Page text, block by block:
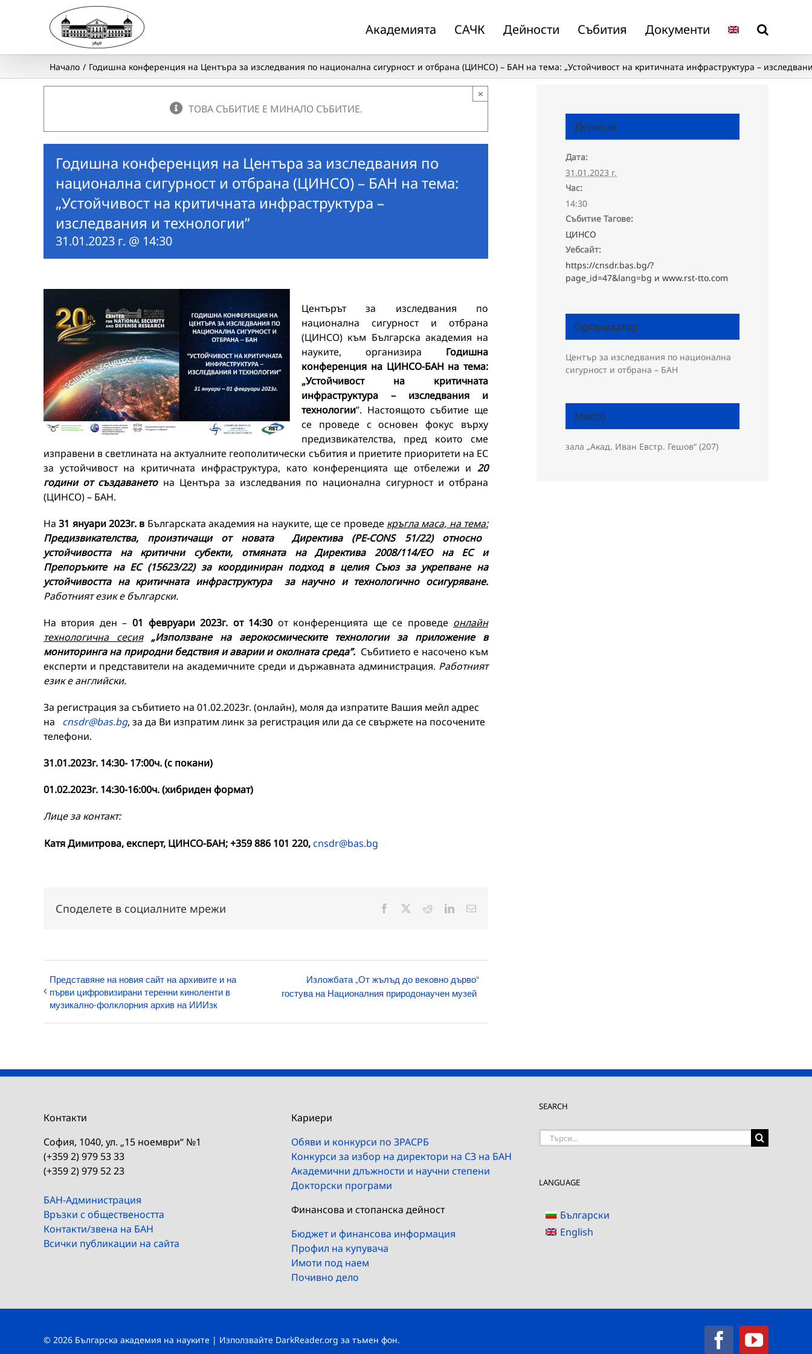
Академията САЧК Дейности Събития Документи
Начало Годишна конференция на Центъра за изследвания по национална сигурност и отбрана (ЦИНСО) – БАН на тема: „Устойчивост на критичната инфраструктура –
ТОВА СЪБИТИЕ Е МИНАЛО СЪБИТИЕ.
×
Годишна конференция на Центъра за изследвания по
национална сигурност и отбрана (ЦИНСО) – БАН на тема:
„Устойчивост на критичната инфраструктура –
изследвания и технологии”
31.01.2023 г. @ 14:30
Центърът за изследвания по
национална сигурност и отбрана
(ЦИНСО) към Българска академия на
науките, организира Годишна
конференция на ЦИНСО-БАН на тема:
„Устойчивост на критичната
инфраструктура – изследвания и
технологии”. Настоящото събитие ще
се проведе с основен фокус върху
предизвикателства, пред които сме
изправени в светлината на актуалните геополитически събития и приетите приоритети на ЕС
за устойчивост на критичната инфраструктура, като конференцията ще отбележи и20
години от създаването на Центъра за изследвания по национална сигурност и отбрана
(ЦИНСО) – БАН.
На31 януари 2023г. в Българската академия на науките, ще се проведе кръгла маса, на тема:
Предизвикателства, произтичащи от новата Директива (PE-CONS 51/22) относно
устойчивостта на критични субекти, отмяната на Директива 2008/114/ЕО на ЕС и
Препоръките на ЕС (15623/22) за координиран подход в целия Съюз за укрепване на
устойчивостта на критичната инфраструктура за научно и технологично осигуряване.
Работният език е български.
На втория ден – 01 февруари 2023г. от 14:30 от конференцията ще се проведе онлайн
технологична сесия„Използване на аерокосмическите технологии за приложение в
мониторинга на природни бедствия и аварии и околната среда”. Събитието е насочено към
експерти и представители на академичните среди и държавната администрация. Работният
език е английски.
За регистрация за събитието на 01.02.2023г. (онлайн), моля да изпратите Вашия мейл адрес
на cnsdr@bas.bg, за да Ви изпратим линк за регистрация или да се свържете на посочените
телефони.
31.01.2023г. 14:30- 17:00ч. (с покани)
01.02.2023г. 14:30-16:00ч. (хибриден формат)
Лице за контакт:
Катя Димитрова, експерт, ЦИНСО-БАН; +359 886 101 220,cnsdr@bas.bg
Споделете в социалните мрежи Facebook RedditLinkedInЕлектронна
Представяне на новия сайт на архивите и на
първи цифровизирани теренни киноленти в
музикално-фолклорния архив на ИИИзк
Изложбата „От жълъд до вековно дърво“
гостува на Националния природонаучен музей
Детайли
Дата:
31.01.2023 г.
Час:
14:30
Събитие Тагове:
ЦИНСО
Уебсайт:
https://cnsdr.bas.bg/?
page_id=47&lang=bg и www.rst-tto.com
Организатор
Център за изследвания по национална
сигурност и отбрана – БАН
Място
зала „Акад. Иван Евстр. Гешов“ (207)
Контакти
София, 1040, ул. „15 ноември“ №1
(+359 2) 979 53 33
(+359 2) 979 52 23
БАН-Администрация
Връзки с обществеността
Контакти/звена на БАН
Всички публикации на сайта
Кариери
Обяви и конкурси по ЗРАСРБ
Конкурси за избор на директори на СЗ на БАН
Академични длъжности и научни степени
Докторски програми
Финансова и стопанска дейност
Бюджет и финансова информация
Профил на купувача
Имоти под наем
Почивно дело
SEARCH
Търсене
LANGUAGE
Български
English
© 2026 Българска академия на науките | Използвайте DarkReader.org за тъмен фон. Facebook